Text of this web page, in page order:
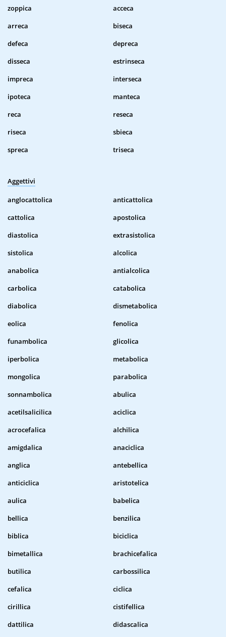
zoppica
acceca
arreca
biseca
defeca
depreca
disseca
estrinseca
impreca
interseca
ipoteca
manteca
reca
reseca
riseca
sbieca
spreca
triseca
Aggettivi
anglocattolica
anticattolica
cattolica
apostolica
diastolica
extrasistolica
sistolica
alcolica
anabolica
antialcolica
carbolica
catabolica
diabolica
dismetabolica
eolica
fenolica
funambolica
glicolica
iperbolica
metabolica
mongolica
parabolica
sonnambolica
abulica
acetilsalicilica
aciclica
acrocefalica
alchilica
amigdalica
anaciclica
anglica
antebellica
anticiclica
aristotelica
aulica
babelica
bellica
benzilica
biblica
biciclica
bimetallica
brachicefalica
butilica
carbossilica
cefalica
ciclica
cirillica
cistifellica
dattilica
didascalica